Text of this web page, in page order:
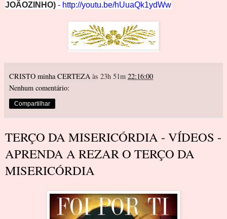
JOÃOZINHO) - http://youtu.be/hUuaQk1ydWw
CRISTO minha CERTEZA às 23h 51m 22:16:00
Nenhum comentário:
Compartilhar
TERÇO DA MISERICÓRDIA - VÍDEOS -
APRENDA A REZAR O TERÇO DA
MISERICÓRDIA